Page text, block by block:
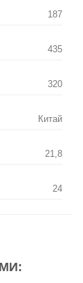
187
435
320
Китай
21,8
24